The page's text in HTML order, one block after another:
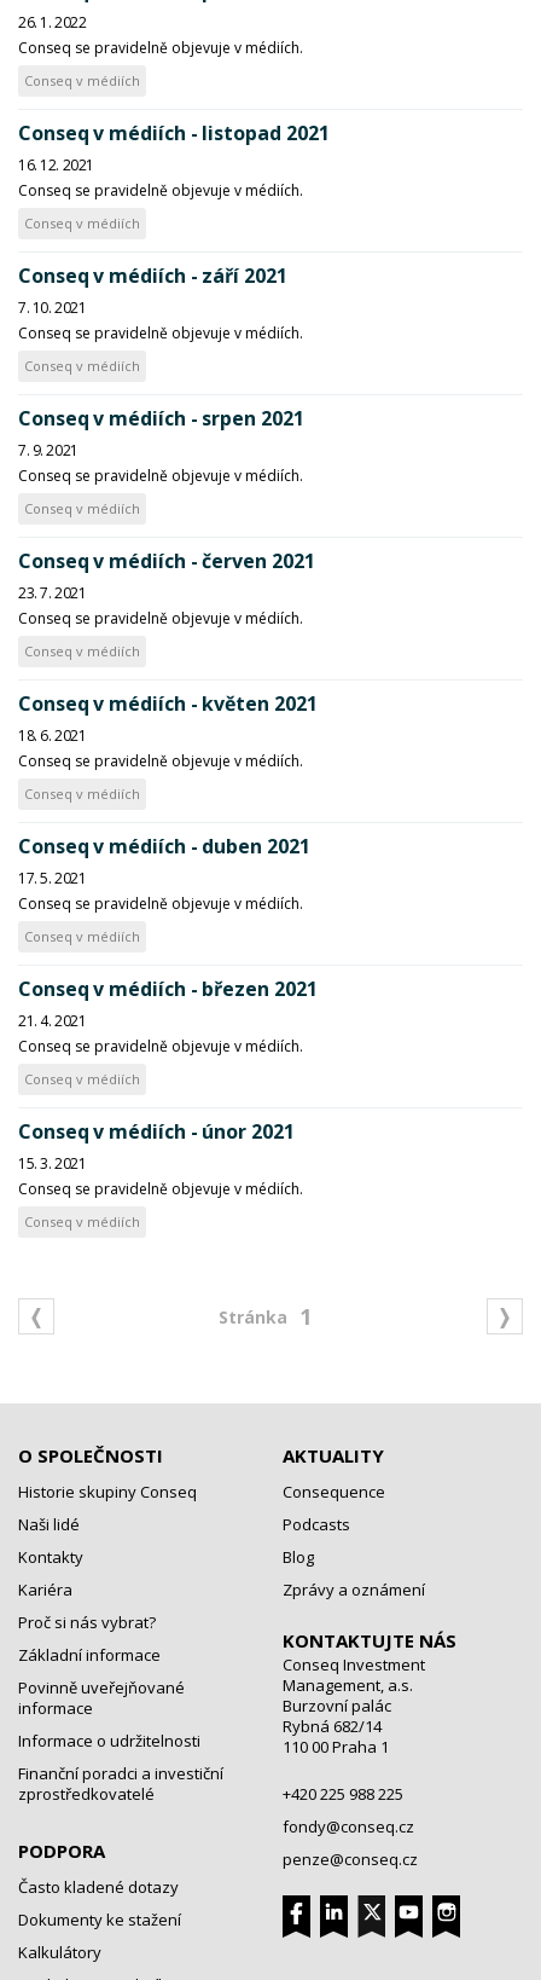
26. 1. 2022
Conseq se pravidelně objevuje v médiích.
Conseq v médiích
Conseq v médiích - listopad 2021
16. 12. 2021
Conseq se pravidelně objevuje v médiích.
Conseq v médiích
Conseq v médiích - září 2021
7. 10. 2021
Conseq se pravidelně objevuje v médiích.
Conseq v médiích
Conseq v médiích - srpen 2021
7. 9. 2021
Conseq se pravidelně objevuje v médiích.
Conseq v médiích
Conseq v médiích - červen 2021
23. 7. 2021
Conseq se pravidelně objevuje v médiích.
Conseq v médiích
Conseq v médiích - květen 2021
18. 6. 2021
Conseq se pravidelně objevuje v médiích.
Conseq v médiích
Conseq v médiích - duben 2021
17. 5. 2021
Conseq se pravidelně objevuje v médiích.
Conseq v médiích
Conseq v médiích - březen 2021
21. 4. 2021
Conseq se pravidelně objevuje v médiích.
Conseq v médiích
Conseq v médiích - únor 2021
15. 3. 2021
Conseq se pravidelně objevuje v médiích.
Conseq v médiích
1
O SPOLEČNOSTI
Historie skupiny Conseq
Naši lidé
Kontakty
Kariéra
Proč si nás vybrat?
Základní informace
Povinně uveřejňované
informace
Informace o udržitelnosti
Finanční poradci a investiční
zprostředkovatelé
PODPORA
Často kladené dotazy
Dokumenty ke stažení
Kalkulátory
AKTUALITY
Consequence
Podcasts
Blog
Zprávy a oznámení
KONTAKTUJTE NÁS
Conseq Investment
Management, a.s.
Burzovní palác
Rybná 682/14
110 00 Praha 1
+420 225 988 225
fondy@conseq.cz
penze@conseq.cz